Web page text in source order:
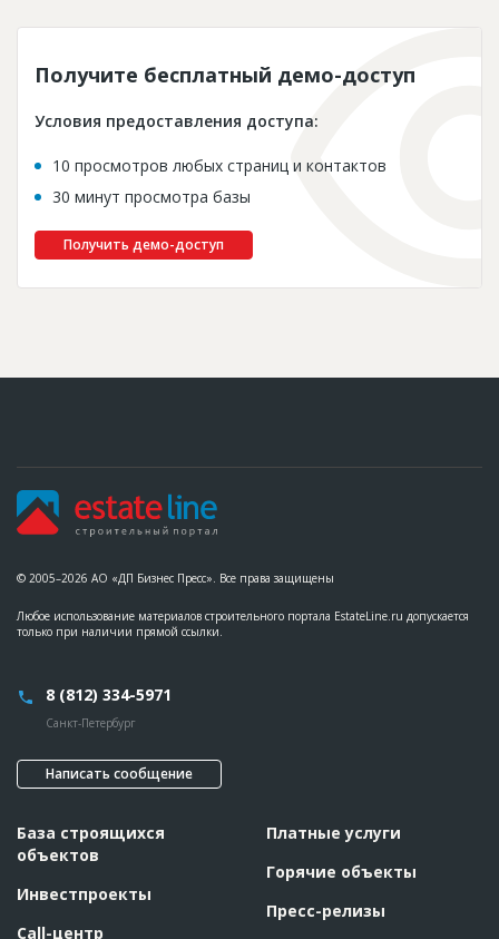
Получите бесплатный демо-доступ
Условия предоставления доступа:
10 просмотров любых страниц и контактов
30 минут просмотра базы
Получить демо-доступ
© 2005–2026 АО «ДП Бизнес Пресс». Все права защищены
Любое использование материалов строительного портала EstateLine.ru допускается
только при наличии прямой ссылки.
8 (812) 334-5971
Санкт-Петербург
Написать сообщение
База строящихся
объектов
Инвестпроекты
Call-центр
Платные услуги
Горячие объекты
Пресс-релизы